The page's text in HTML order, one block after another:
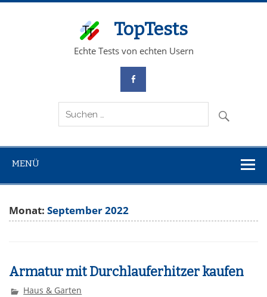
TopTests
Echte Tests von echten Usern
MENÜ
Monat:September 2022
Armatur mit Durchlauferhitzer kaufen
Haus & Garten